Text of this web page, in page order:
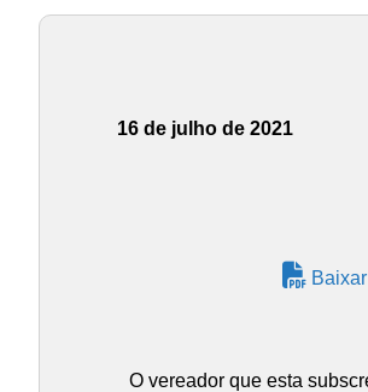
16 de julho de 2021
O vereador que esta